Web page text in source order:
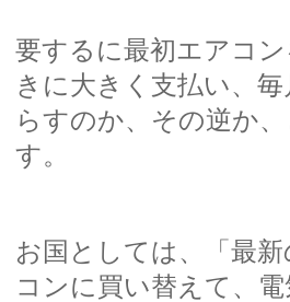
要するに最初エアコ
きに大きく支払い、
らすのか、その逆か
す。
お国としては、「最
コンに買い替えて、電